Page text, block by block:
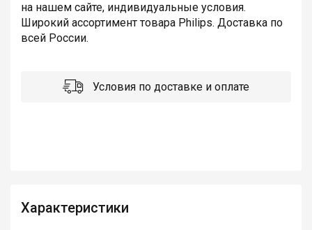
на нашем сайте, индивидуальные условия.
Широкий ассортимент товара Philips. Доставка по
всей России.
Условия по доставке и оплате
Характеристики